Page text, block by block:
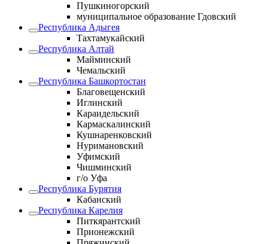
Пушкиногорский
муниципальное образование Гдовский
Республика Адыгея
Тахтамукайский
Республика Алтай
Майминский
Чемальский
Республика Башкортостан
Благовещенский
Иглинский
Караидельский
Кармаскалинский
Кушнаренковский
Нуримановский
Уфимский
Чишминский
г/о Уфа
Республика Бурятия
Кабанский
Республика Карелия
Питкярантский
Прионежский